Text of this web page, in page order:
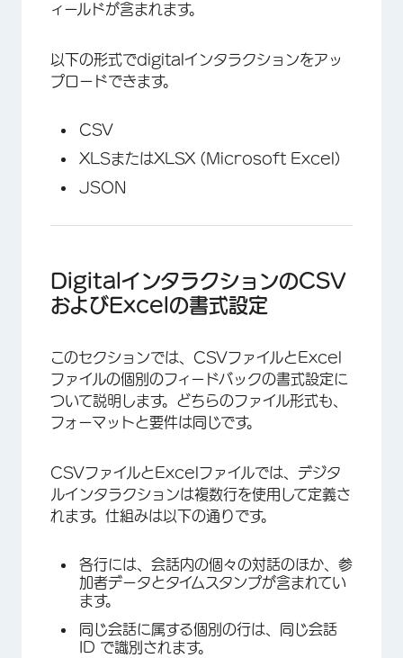
ィールドが含まれます。
以下の形式でdigitalインタラクションをアッ
プロードできます。
CSV
XLSまたはXLSX (Microsoft Excel)
JSON
DigitalインタラクションのCSV
およびExcelの書式設定
このセクションでは、CSVファイルとExcel
ファイルの個別のフィードバックの書式設定に
ついて説明します。どちらのファイル形式も、
フォーマットと要件は同じです。
CSVファイルとExcelファイルでは、デジタ
ルインタラクションは複数行を使用して定義さ
れます。仕組みは以下の通りです。
各行には、会話内の個々の対話のほか、参
加者データとタイムスタンプが含まれてい
ます。
同じ会話に属する個別の行は、同じ会話
ID で識別されます。